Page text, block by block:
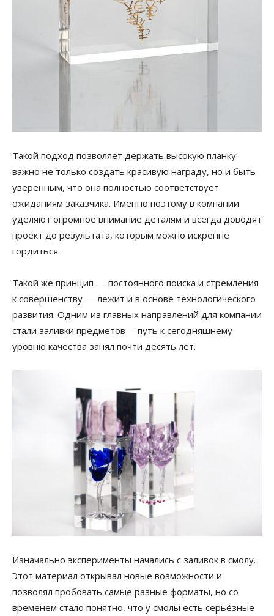
Такой подход позволяет держать высокую планку:
важно не только создать красивую награду, но и быть
уверенным, что она полностью соответствует
ожиданиям заказчика. Именно поэтому в компании
уделяют огромное внимание деталям и всегда доводят
проект до результата, которым можно искренне
гордиться.
Такой же принцип — постоянного поиска и стремления
к совершенству — лежит и в основе технологического
развития. Одним из главных направлений для компании
стали заливки предметов— путь к сегодняшнему
уровню качества занял почти десять лет.
Изначально эксперименты начались с заливок в смолу.
Этот материал открывал новые возможности и
позволял пробовать самые разные форматы, но со
временем стало понятно, что у смолы есть серьёзные